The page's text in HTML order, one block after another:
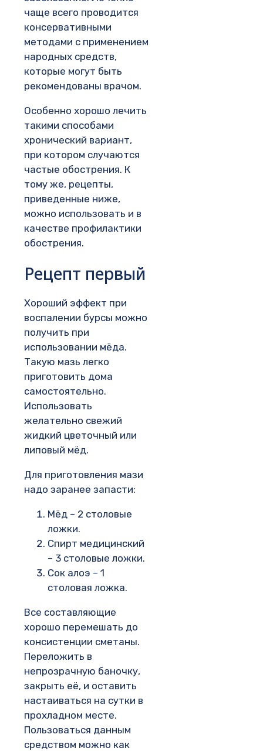
чаще всего проводится
консервативными
методами с применением
народных средств,
которые могут быть
рекомендованы врачом.
Особенно хорошо лечить
такими способами
хронический вариант,
при котором случаются
частые обострения. К
тому же, рецепты,
приведенные ниже,
можно использовать и в
качестве профилактики
обострения.
Рецепт первый
Хороший эффект при
воспалении бурсы можно
получить при
использовании мёда.
Такую мазь легко
приготовить дома
самостоятельно.
Использовать
желательно свежий
жидкий цветочный или
липовый мёд.
Для приготовления мази
надо заранее запасти:
Мёд – 2 столовые
ложки.
Спирт медицинский
– 3 столовые ложки.
Сок алоэ – 1
столовая ложка.
Все составляющие
хорошо перемешать до
консистенции сметаны.
Переложить в
непрозрачную баночку,
закрыть её, и оставить
настаиваться на сутки в
прохладном месте.
Пользоваться данным
средством можно как